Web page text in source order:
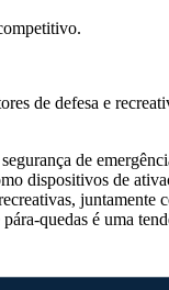
.
de defesa e
de
dispositivos de
juntamente
quedas é uma